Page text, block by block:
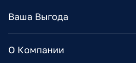
Ваша Выгода
О Компании